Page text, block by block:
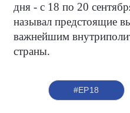
дня - с 18 по 20
называл предстоящие
важнейшим
страны.
#ЕР18